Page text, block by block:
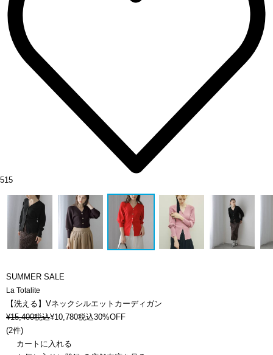
515
SUMMER SALE
La Totalite
【洗える】Vネックシルエットカーディガン
¥15,400税込¥10,780税込30%OFF
(2件)
カートに入れる